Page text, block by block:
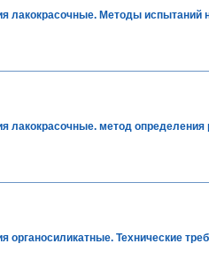
лакокрасочные. Методы испытаний
лакокрасочные. метод определения
органосиликатные. Технические